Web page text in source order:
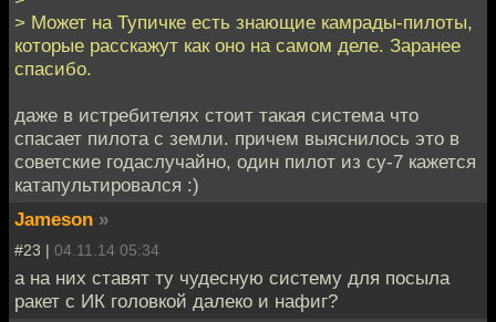
> Может на Тупичке есть знающие камрады-пилоты,
которые расскажут как оно на самом деле. Заранее
спасибо.
даже в истребителях стоит такая система что
спасает пилота с земли. причем выяснилось это в
советские годаслучайно, один пилот из су-7 кажется
катапультировался :)
Jameson »
#23 | 04.11.14 05:34
а на них ставят ту чудесную систему для посыла
ракет с ИК головкой далеко и нафиг?